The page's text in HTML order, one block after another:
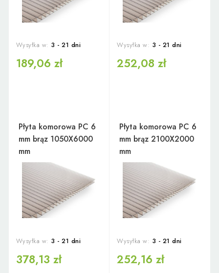
Wysyłka w: 3 - 21 dni
189,06 zł
Wysyłka w: 3 - 21 dni
252,08 zł
Płyta komorowa PC 6
mm brąz 1050X6000
mm
Wysyłka w: 3 - 21 dni
378,13 zł
Płyta komorowa PC 6
mm brąz 2100X2000
mm
Wysyłka w: 3 - 21 dni
252,16 zł